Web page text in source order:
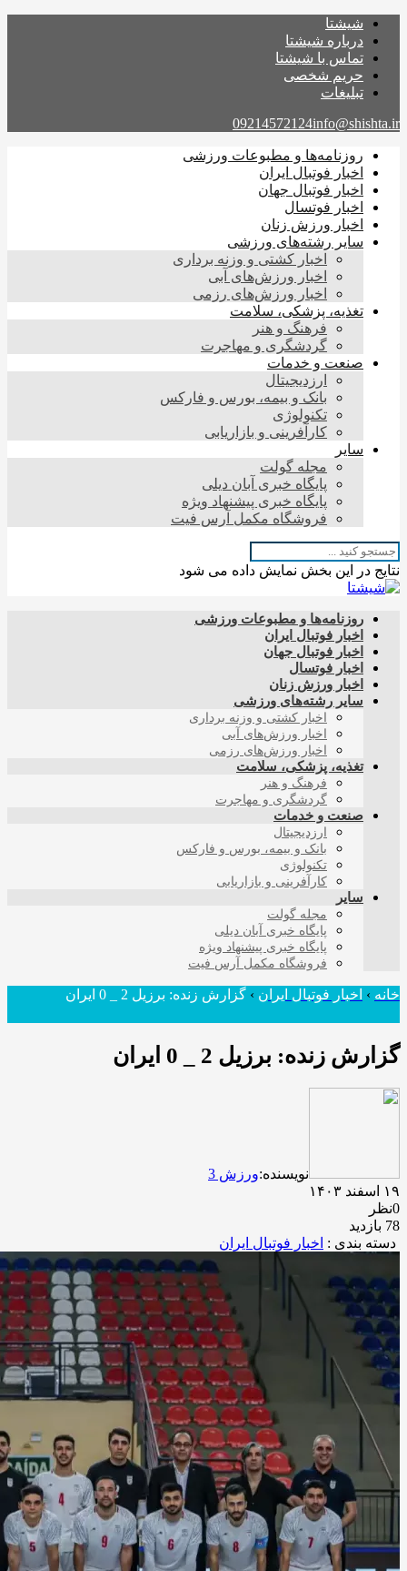
شیشتا
درباره شیشتا
تماس با شیشتا
حریم شخصی
تبلیغات
09214572124info@shishta.ir
روزنامه‌ها و مطبوعات ورزشی
اخبار فوتبال ایران
اخبار فوتبال جهان
اخبار فوتسال
اخبار ورزش زنان
سایر رشته‌های ورزشی
اخبار کشتی و وزنه برداری
اخبار ورزش‌های آبی
اخبار ورزش‌های رزمی
تغذیه، پزشکی، سلامت
فرهنگ و هنر
گردشگری و مهاجرت
صنعت و خدمات
ارزدیجیتال
بانک و بیمه، بورس و فارکس
تکنولوژی
کارآفرینی و بازاریابی
سایر
مجله گولت
پایگاه خبری آبان دیلی
پایگاه خبری پیشنهاد ویژه
فروشگاه مکمل آرس فیت
نتایج در این بخش نمایش داده می شود
روزنامه‌ها و مطبوعات ورزشی
اخبار فوتبال ایران
اخبار فوتبال جهان
اخبار فوتسال
اخبار ورزش زنان
سایر رشته‌های ورزشی
اخبار کشتی و وزنه برداری
اخبار ورزش‌های آبی
اخبار ورزش‌های رزمی
تغذیه، پزشکی، سلامت
فرهنگ و هنر
گردشگری و مهاجرت
صنعت و خدمات
ارزدیجیتال
بانک و بیمه، بورس و فارکس
تکنولوژی
کارآفرینی و بازاریابی
سایر
مجله گولت
پایگاه خبری آبان دیلی
پایگاه خبری پیشنهاد ویژه
فروشگاه مکمل آرس فیت
خانه › اخبار فوتبال ایران › گزارش زنده: برزیل 2 _ 0 ایران
گزارش زنده: برزیل 2 _ 0 ایران
نویسنده:ورزش 3
۱۹ اسفند ۱۴۰۳
0نظر
78 بازدید
دسته بندی : اخبار فوتبال ایران